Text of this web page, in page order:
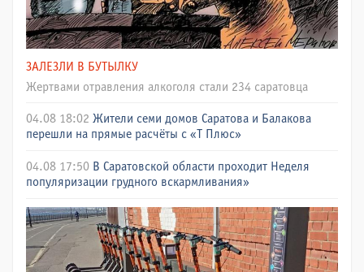
ЗАЛЕЗЛИ В БУТЫЛКУ
Жертвами отравления алкоголя стали 234 саратовца
04.08 18:02 Жители семи домов Саратова и Балакова
перешли на прямые расчёты с «Т Плюс»
04.08 17:50 В Саратовской области проходит Неделя
популяризации грудного вскармливания»